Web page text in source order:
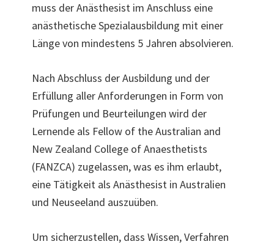
muss der Anästhesist im Anschluss eine
anästhetische Spezialausbildung mit einer
Länge von mindestens 5 Jahren absolvieren.
Nach Abschluss der Ausbildung und der
Erfüllung aller Anforderungen in Form von
Prüfungen und Beurteilungen wird der
Lernende als Fellow of the Australian and
New Zealand College of Anaesthetists
(FANZCA) zugelassen, was es ihm erlaubt,
eine Tätigkeit als Anästhesist in Australien
und Neuseeland auszuüben.
Um sicherzustellen, dass Wissen, Verfahren